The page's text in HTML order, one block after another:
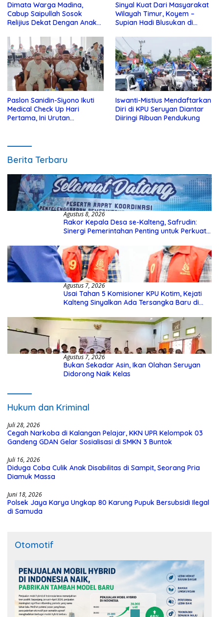
Dimata Warga Madina,
Cabup Saipullah Sosok
Relijius Dekat Dengan Anak
Sinyal Kuat Dari Masyarakat
Wilayah Timur, Koyem –
Supian Hadi Blusukan di
Paslon Sanidin-Siyono Ikuti
Medical Check Up Hari
Pertama, Ini Urutan
Iswanti-Mistius Mendaftarkan
Diri di KPU Seruyan Diantar
Diiringi Ribuan Pendukung
Berita Terbaru
Agustus 8, 2026
Rakor Kepala Desa se-Kalteng, Safrudin:
Sinergi Pemerintahan Penting untuk Perkuat
Agustus 7, 2026
Usai Tahan 5 Komisioner KPU Kotim, Kejati
Kalteng Sinyalkan Ada Tersangka Baru di
Agustus 7, 2026
Bukan Sekadar Asin, Ikan Olahan Seruyan
Didorong Naik Kelas
Hukum dan Kriminal
Juli 28, 2026
Cegah Narkoba di Kalangan Pelajar, KKN UPR Kelompok 03
Gandeng GDAN Gelar Sosialisasi di SMKN 3 Buntok
Juli 16, 2026
Diduga Coba Culik Anak Disabilitas di Sampit, Seorang Pria
Diamuk Massa
Juni 18, 2026
Polsek Jaya Karya Ungkap 80 Karung Pupuk Bersubsidi Ilegal
di Samuda
Otomotif